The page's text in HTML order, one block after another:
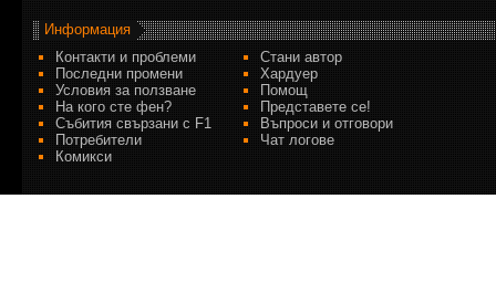
Информация
Контакти и проблеми
Стани автор
Последни промени
Хардуер
Условия за ползване
Помощ
На кого сте фен?
Представете се!
Събития свързани с F1
Въпроси и отговори
Потребители
Чат логове
Комикси